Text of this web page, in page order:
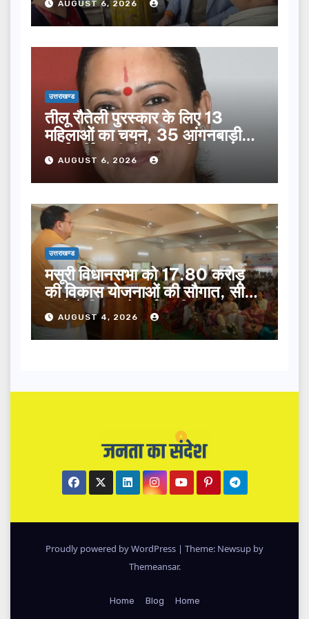
AUGUST 6, 2026
उत्तराखण्ड
तीलू रौतेली पुरस्कार के लिए 13
महिलाओं का चयन, 35 आंगनबाड़ी
कार्यकर्तियां भी होंगी सम्मानित…
AUGUST 6, 2026
उत्तराखण्ड
मसूरी विधानसभा को 17.80 करोड़
की विकास योजनाओं की सौगात, सीएम
धामी ने किया लोकार्पण-शिलान्यास.
AUGUST 4, 2026
Proudly powered by WordPress | Theme: Newsup by
Themeansar.
Home Blog Home